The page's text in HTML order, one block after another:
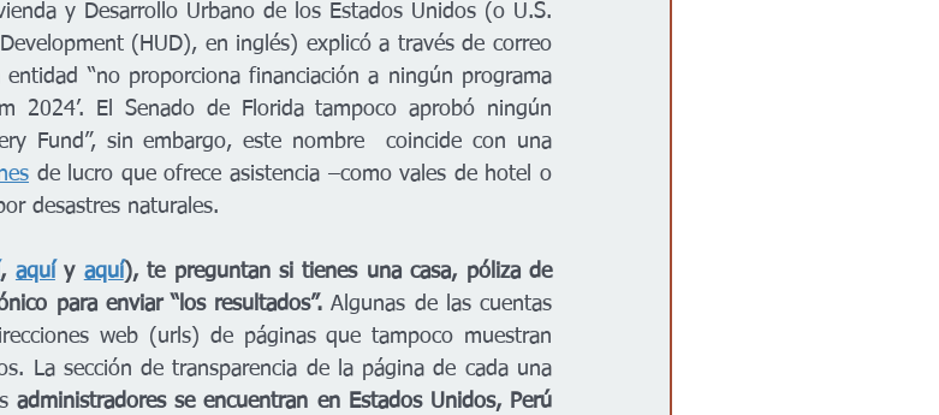
y Desarrollo Urbano de los Estados Unidos (o U.S.
(HUD), en inglés) explicó a través de correo
“no proporciona financiación a ningún programa
2024’. El Senado de Florida tampoco aprobó ningún
Fund”, sin embargo, este nombre  coincide con una
de lucro que ofrece asistencia –como vales de hotel o
desastres naturales.
, aquí y aquí), te preguntan si tienes una casa, póliza de
para enviar “los resultados”. Algunas de las cuentas
web (urls) de páginas que tampoco muestran
La sección de transparencia de la página de cada una
administradores se encuentran en Estados Unidos, Perú